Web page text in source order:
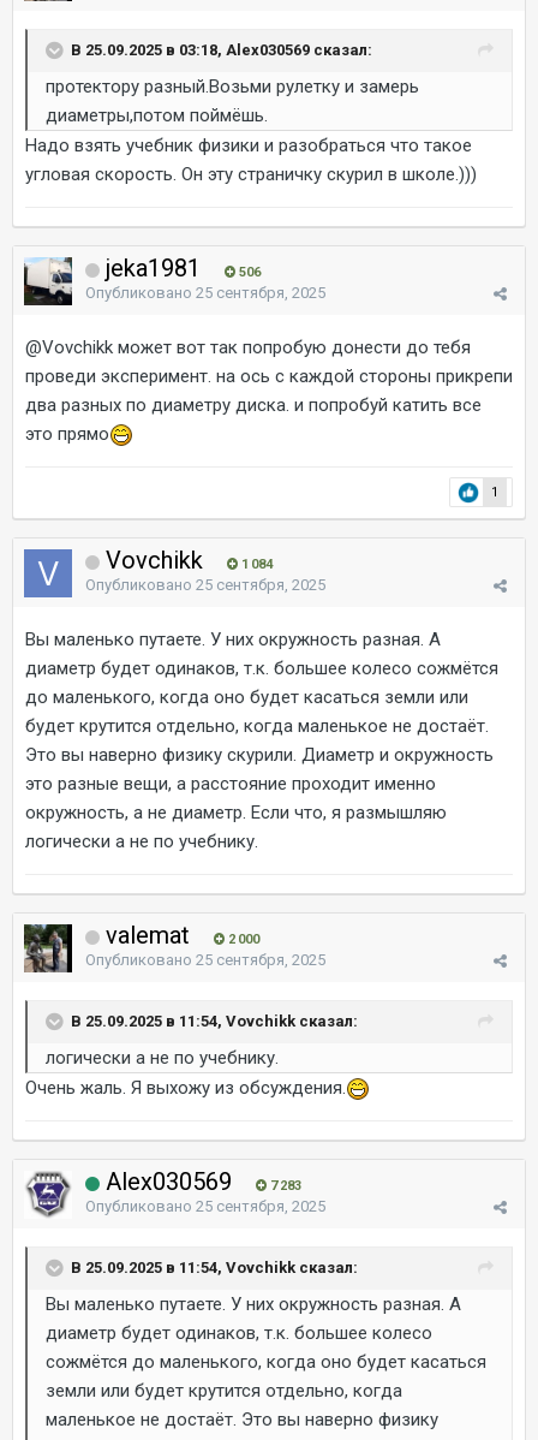
В 25.09.2025 в 03:18, Alex030569 сказал:
протектору разный.Возьми рулетку и замерь
диаметры,потом поймёшь.
Надо взять учебник физики и разобраться что такое
угловая скорость. Он эту страничку скурил в школе.)))
jeka1981 506
Опубликовано 25 сентября, 2025
@Vovchikk может вот так попробую донести до тебя
проведи эксперимент. на ось с каждой стороны прикрепи
два разных по диаметру диска. и попробуй катить все
это прямо
1
Vovchikk 1 084
Опубликовано 25 сентября, 2025
Вы маленько путаете. У них окружность разная. А
диаметр будет одинаков, т.к. большее колесо сожмётся
до маленького, когда оно будет касаться земли или
будет крутится отдельно, когда маленькое не достаёт.
Это вы наверно физику скурили. Диаметр и окружность
это разные вещи, а расстояние проходит именно
окружность, а не диаметр. Если что, я размышляю
логически а не по учебнику.
valemat 2 000
Опубликовано 25 сентября, 2025
В 25.09.2025 в 11:54, Vovchikk сказал:
логически а не по учебнику.
Очень жаль. Я выхожу из обсуждения.
Alex030569 7 283
Опубликовано 25 сентября, 2025
В 25.09.2025 в 11:54, Vovchikk сказал:
Вы маленько путаете. У них окружность разная. А
диаметр будет одинаков, т.к. большее колесо
сожмётся до маленького, когда оно будет касаться
земли или будет крутится отдельно, когда
маленькое не достаёт. Это вы наверно физику